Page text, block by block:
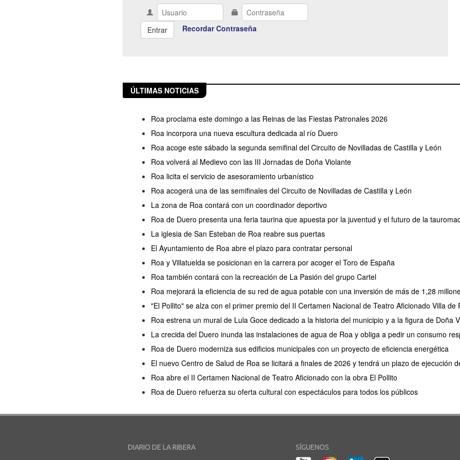
Recordar Contraseña
ÚLTIMAS NOTICIAS
Roa proclama este domingo a las Reinas de las Fiestas Patronales 2026
Roa incorpora una nueva escultura dedicada al río Duero
Roa acoge este sábado la segunda semifinal del Circuito de Novilladas de Castilla y León
Roa volverá al Medievo con las III Jornadas de Doña Violante
Roa licita el servicio de asesoramiento urbanístico
Roa acogerá una de las semifinales del Circuito de Novilladas de Castilla y León
La zona de Roa contará con un coordinador deportivo
Roa de Duero presenta una feria taurina que apuesta por la juventud y el futuro de la
La iglesia de San Esteban de Roa reabre sus puertas
El Ayuntamiento de Roa abre el plazo para contratar personal
Roa y Villatuelda se posicionan en la carrera por acoger el Toro de España
Roa también contará con la recreación de La Pasión del grupo Cartel
Roa mejorará la eficiencia de su red de agua potable con una inversión de más de 1,28
"El Pollito" se alza con el primer premio del II Certamen Nacional de Teatro Aficionado Villa de
Roa estrena un mural de Lula Goce dedicado a la historia del municipio y a la figura de Doña
La crecida del Duero inunda las instalaciones de agua de Roa y obliga a pedir un consumo
Roa de Duero moderniza sus edificios municipales con un proyecto de eficiencia energética
El nuevo Centro de Salud de Roa se licitará a finales de 2026 y tendrá un plazo de ejecución
Roa abre el II Certamen Nacional de Teatro Aficionado con la obra El Pollito
Roa de Duero refuerza su oferta cultural con espectáculos para todos los públicos
DIARIO DE LA RIBERA
SÍGUENOS